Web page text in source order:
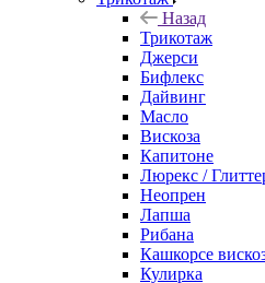
Назад
Трикотаж
Джерси
Бифлекс
Дайвинг
Масло
Вискоза
Капитоне
Люрекс /
Неопрен
Лапша
Рибана
Кашкорсе
Кулирка